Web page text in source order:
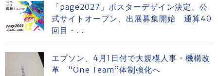
「page2027」ポスターデザイン決定、公
式サイトオープン、出展募集開始 通算40
回目・...
エプソン、4月1日付で大規模人事・機構改
革 “One Team”体制強化へ